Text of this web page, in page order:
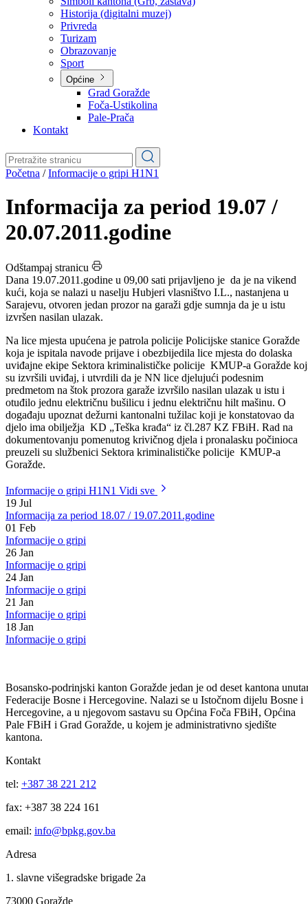
O kantonu
O kantonu
Simboli kantona (Grb, zastava)
Historija (digitalni muzej)
Privreda
Turizam
Obrazovanje
Općine
Pale-Prača
Kontakt
Početna/ Informacije o gripi H1N1
Informacija za period 19.07 /
20.07.2011.godine
Odštampaj stranicu
Dana 19.07.2011.godine u 09,00 sati prijavljeno je da je na vikend
Sarajevu, otvoren jedan prozor na garaži gdje sumnja da je u istu
izvršen nasilan ulazak.
Na lice mjesta upućena je patrola policije Policijske stanice Goražde
koja je ispitala navode prijave i obezbijedila lice mjesta do dolaska
uviđajne ekipe Sektora kriminalističke policije KMUP-a Goražde
su izvršili uviđaj, i utvrdili da je NN lice djelujući podesnim
predmetom na štok prozora garaže izvršilo nasilan ulazak u istu i
otuđilo jednu električnu bušilicu i jednu električnu hilt mašinu. O
događaju upoznat dežurni kantonalni tužilac koji je konstatovao da
djelo ima obilježja KD „Teška krađa“ iz čl.287 KZ FBiH. Rad na
preuzeli su službenici Sektora kriminalističke policije KMUP-a
Goražde.
Informacije o gripi H1N1
19 Jul
Informacija za period 18.07 / 19.07.2011.godine
01 Feb
Informacije o gripi
26 Jan
Informacije o gripi
24 Jan
Informacije o gripi
21 Jan